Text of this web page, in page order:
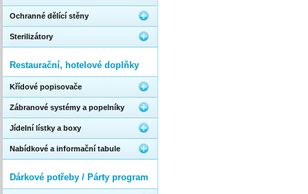
Ochranné dělící stěny
Sterilizátory
Restaurační, hotelové doplňky
Křídové popisovače
Zábranové systémy a popelníky
Jídelní lístky a boxy
Nabídkové a informační tabule
Dárkové potřeby / Párty program